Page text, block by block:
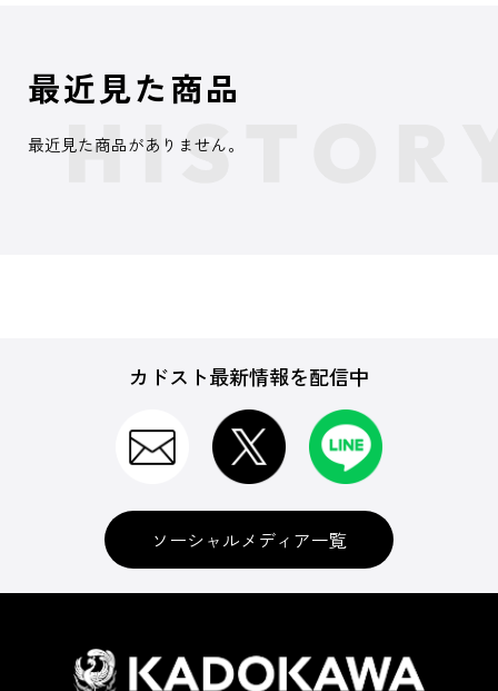
最近見た商品
最近見た商品がありません。
カドスト最新情報を配信中
ソーシャルメディア一覧